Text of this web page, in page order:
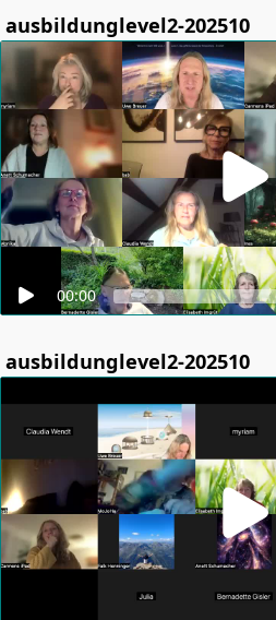
ausbildunglevel2-202510
00:00
ausbildunglevel2-202510